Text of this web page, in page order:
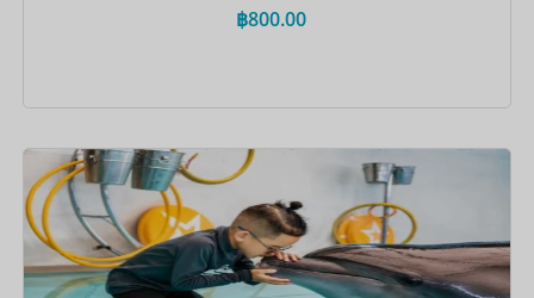
฿800.00
Забронировать сейчас